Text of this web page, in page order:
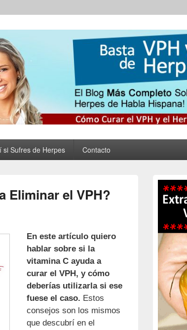
del Papiloma
Eliminar las
Para Siempre
si Sufres de Herpes Contacto
Eliminar el VPH?
En este artículo quiero
hablar sobre si la
vitamina C ayuda a
curar el VPH, y cómo
deberías utilizarla si ese
fuese el caso. Estos
consejos son los mismos
que descubrí en el
Primary
Sidebar
Widget
Area